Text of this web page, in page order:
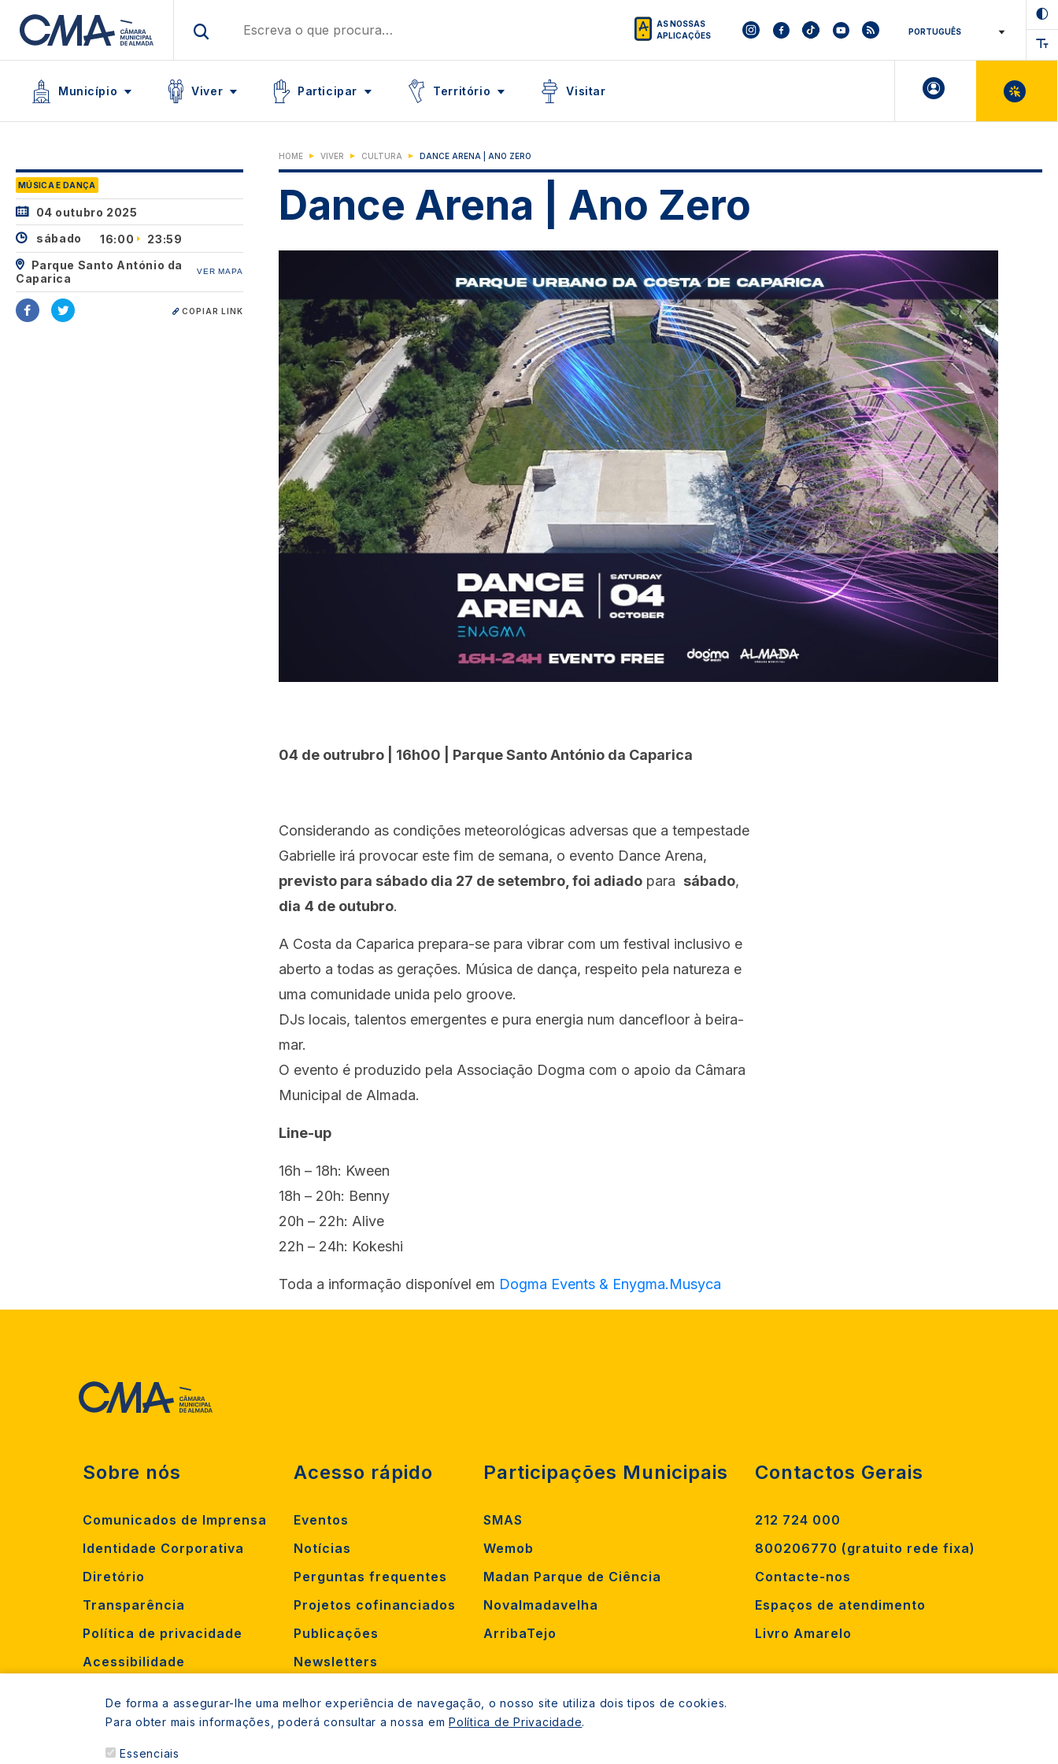
main
AS NOSSAS
APLICAÇÕES
Main navigation
Município
Icon Viver
Icon Participar
Icon Território
Icon Visitar
Icon
MÚSICA E DANÇA
04 outubro 2025
sábado
16:00
23:59
Parque Santo António da
Caparica
VER MAPA
COPIAR LINK
HOME VIVER CULTURA DANCE ARENA | ANO ZERO
Dance Arena | Ano Zero
04 de outrubro | 16h00 | Parque Santo António da Caparica
Considerando as condições meteorológicas adversas que a tempestade
Gabrielle irá provocar este fim de semana, o evento Dance Arena,
previsto para sábado dia 27 de setembro, foi adiadopara sábado,
dia 4 de outubro.
A Costa da Caparica prepara-se para vibrar com um festival inclusivo e
aberto a todas as gerações. Música de dança, respeito pela natureza e
uma comunidade unida pelo groove.
DJs locais, talentos emergentes e pura energia num dancefloor à beira-
mar.
O evento é produzido pela Associação Dogma com o apoio da Câmara
Municipal de Almada.
Line-up
16h – 18h: Kween
18h – 20h: Benny
20h – 22h: Alive
22h – 24h: Kokeshi
Toda a informação disponível em Dogma Events & Enygma.Musyca
Sobre nós
Comunicados de Imprensa
Identidade Corporativa
Diretório
Transparência
Política de privacidade
Acessibilidade
Acesso rápido
Eventos
Notícias
Perguntas frequentes
Projetos cofinanciados
Publicações
Newsletters
Recrutamento
Participações Municipais
SMAS
Wemob
Madan Parque de Ciência
Novalmadavelha
ArribaTejo
Contactos Gerais
212 724 000
800206770 (gratuito rede fixa)
Contacte-nos
Espaços de atendimento
Livro Amarelo
De forma a assegurar-lhe uma melhor experiência de navegação, o nosso site utiliza dois tipos de cookies.
Para obter mais informações, poderá consultar a nossa emPolítica de Privacidade.
Essenciais